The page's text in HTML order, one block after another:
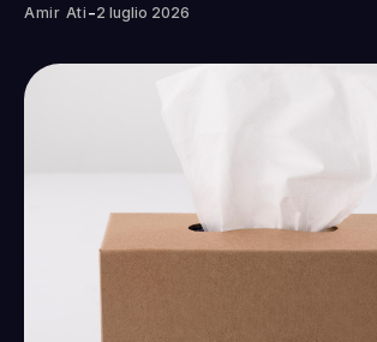
Amir Ati -2 luglio 2026